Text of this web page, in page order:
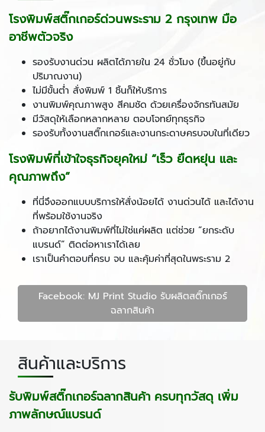
โรงพิมพ์สติ๊กเกอร์ด่วนพระราม 2 กรุงเทพ มือ
อาชีพตัวจริง
รองรับงานด่วน ผลิตได้ภายใน 24 ชั่วโมง (ขึ้นอยู่กับ
ปริมาณงาน)
ไม่มีขั้นต่ำ สั่งพิมพ์ 1 ชิ้นก็ให้บริการ
งานพิมพ์คุณภาพสูง สีคมชัด ด้วยเครื่องจักรทันสมัย
มีวัสดุให้เลือกหลากหลาย ตอบโจทย์ทุกธุรกิจ
รองรับทั้งงานสติ๊กเกอร์และงานกระดาษครบจบในที่เดียว
โรงพิมพ์ที่เข้าใจธุรกิจยุคใหม่ “เร็ว ยืดหยุ่น และ
คุณภาพถึง”
ที่นี่จึงออกแบบบริการให้สั่งน้อยได้ งานด่วนได้ และได้งาน
ที่พร้อมใช้งานจริง
ถ้าอยากได้งานพิมพ์ที่ไม่ใช่แค่ผลิต แต่ช่วย “ยกระดับ
แบรนด์” ติดต่อหาเราได้เลย
เราเป็นคำตอบที่ครบ จบ และคุ้มค่าที่สุดในพระราม 2
Facebook: MJ Print Studio รับผลิตสติ๊กเกอร์
ฉลากสินค้า
สินค้าและบริการ
รับพิมพ์สติ๊กเกอร์ฉลากสินค้า ครบทุกวัสดุ เพิ่ม
ภาพลักษณ์แบรนด์